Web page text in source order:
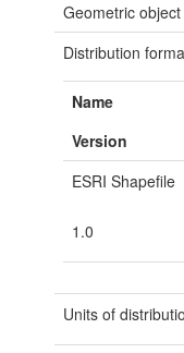
Geometric
Distribution
Name
Version
ESRI Shapefile
1.0
Units of